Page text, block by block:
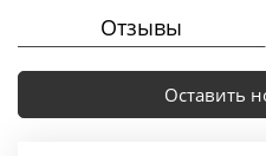
Отзывы
Оставить